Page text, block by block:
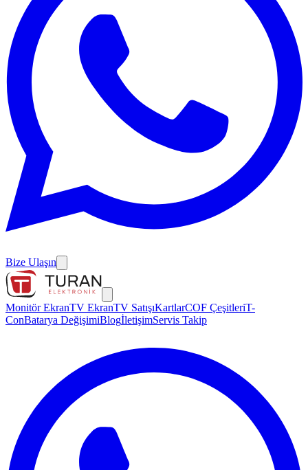
Bize Ulaşın
Monitör EkranTV EkranTV SatışıKartlarCOF ÇeşitleriT-
ConBatarya DeğişimiBlogİletişimServis Takip